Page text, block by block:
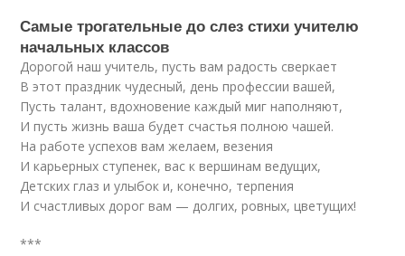
Самые трогательные до слез стихи учителю
начальных классов
Дорогой наш учитель, пусть вам радость сверкает
В этот праздник чудесный, день профессии вашей,
Пусть талант, вдохновение каждый миг наполняют,
И пусть жизнь ваша будет счастья полною чашей.
На работе успехов вам желаем, везения
И карьерных ступенек, вас к вершинам ведущих,
Детских глаз и улыбок и, конечно, терпения
И счастливых дорог вам — долгих, ровных, цветущих!
***